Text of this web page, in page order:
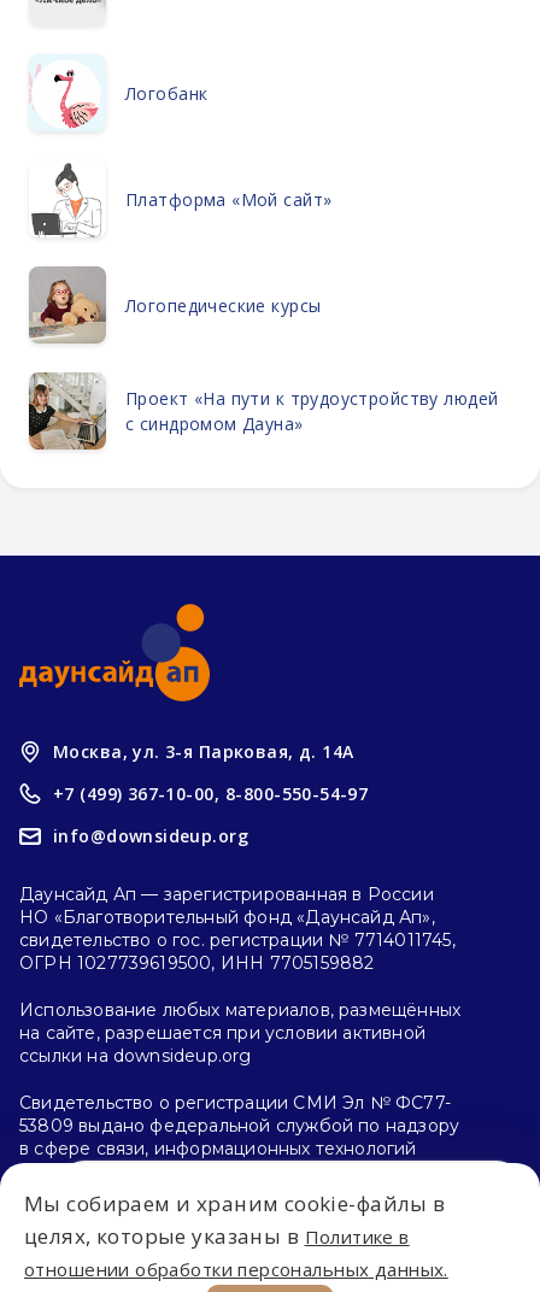
Логобанк
Платформа «Мой сайт»
Логопедические курсы
Проект «На пути к трудоустройству людей
с синдромом Дауна»
Впервые на сайте?
С чего начать?
Москва, ул. 3-я Парковая, д. 14А
+7 (499) 367-10-00, 8-800-550-54-97
info@downsideup.org
Даунсайд Ап — зарегистрированная в России
НО «Благотворительный фонд «Даунсайд Ап»,
свидетельство о гос. регистрации № 7714011745,
ОГРН 1027739619500, ИНН 7705159882
Использование любых материалов, размещённых
на сайте, разрешается при условии активной
ссылки на downsideup.org
Свидетельство о регистрации СМИ Эл № ФС77-
53809 выдано федеральной службой по надзору
в сфере связи, информационных технологий
и массовых коммуникаций (Роскомнадзор)
26.04.2013 г.
Политика конфиденциальности
Мы собираем и храним cookie-файлы в
целях, которые указаны в Политике в
отношении обработки персональных данных.